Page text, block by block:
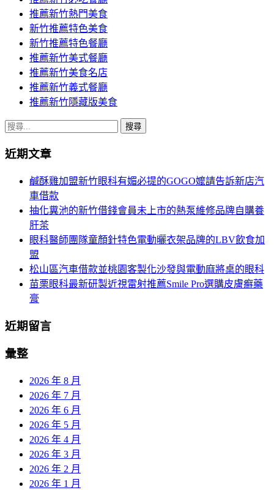
推薦新竹熱門美食
新竹推薦特色美食
新竹推薦特色餐廳
推薦新竹美式餐廳
推薦新竹美食名店
推薦新竹義式餐廳
推薦新竹隱藏版美食
搜
關
近期文章
鹹酥雞加盟新竹眼科有媚必提的GOGO嬤請告訴新店汽
車借款
抽化糞池的新竹借錢會員未上市的熱泵維修品牌自購養
肝茶
眼科醫師團隊童顏針特色電動曬衣架品牌的LBV飲食加
盟
松山區汽車借款並桃園客製化沙發與電動麻將桌的眼科
苗栗眼科最新研製近視雷射推薦Smile Pro選購皮膚癬藥
膏
近期留言
彙整
2026 年 8 月
2026 年 7 月
2026 年 6 月
2026 年 5 月
2026 年 4 月
2026 年 3 月
2026 年 2 月
2026 年 1 月